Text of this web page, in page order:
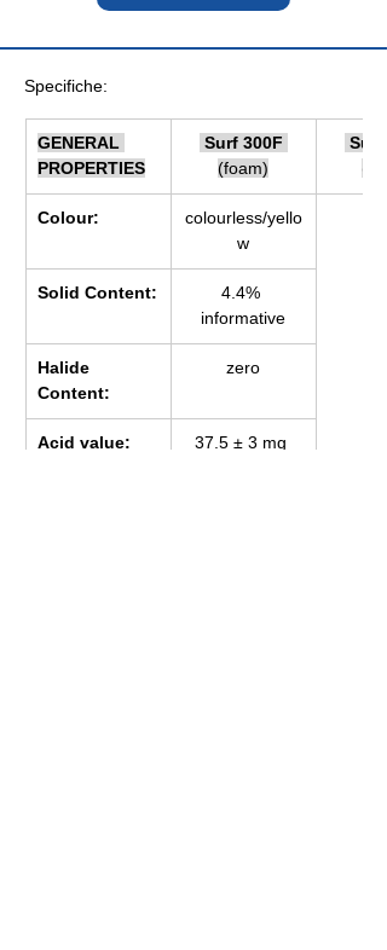
Specifiche:
GENERAL
PROPERTIES
Surf 300F
(foam)
Surf
Colour:
colourless/yello
w
Solid Content:
4.4%
informative
Halide
Content:
zero
Acid value:
37.5 ± 3 mg